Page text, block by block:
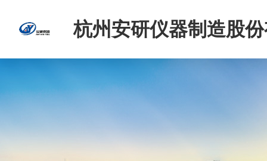
杭州安研仪器制造股
司